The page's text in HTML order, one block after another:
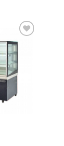
Add to